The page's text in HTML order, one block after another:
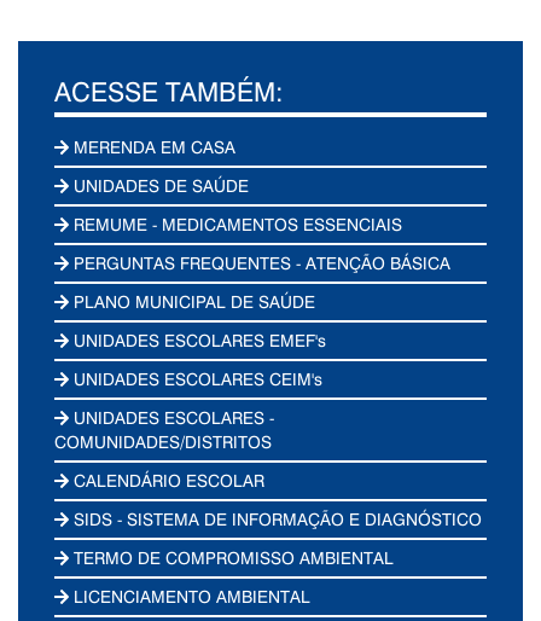
ACESSE TAMBÉM:
MERENDA EM CASA
UNIDADES DE SAÚDE
REMUME - MEDICAMENTOS ESSENCIAIS
PERGUNTAS FREQUENTES - ATENÇÃO BÁSICA
PLANO MUNICIPAL DE SAÚDE
UNIDADES ESCOLARES EMEF's
UNIDADES ESCOLARES CEIM's
UNIDADES ESCOLARES -
COMUNIDADES/DISTRITOS
CALENDÁRIO ESCOLAR
SIDS - SISTEMA DE INFORMAÇÃO E DIAGNÓSTICO
TERMO DE COMPROMISSO AMBIENTAL
LICENCIAMENTO AMBIENTAL